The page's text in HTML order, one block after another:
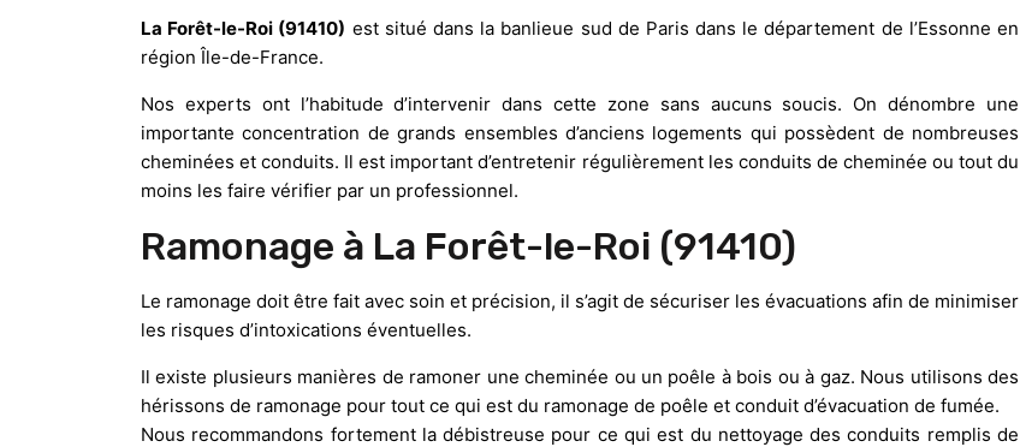
La Forêt-le-Roi (91410) est situé dans la banlieue sud de Paris dans le département de l’Essonne en
région Île-de-France.
Nos experts ont l’habitude d’intervenir dans cette zone sans aucuns soucis. On dénombre une
importante concentration de grands ensembles d’anciens logements qui possèdent de nombreuses
cheminées et conduits. Il est important d’entretenir régulièrement les conduits de cheminée ou tout du
moins les faire vérifier par un professionnel.
Ramonage à La Forêt-le-Roi (91410)
Le ramonage doit être fait avec soin et précision, il s’agit de sécuriser les évacuations afin de minimiser
les risques d’intoxications éventuelles.
Il existe plusieurs manières de ramoner une cheminée ou un poêle à bois ou à gaz. Nous utilisons des
hérissons de ramonage pour tout ce qui est du ramonage de poêle et conduit d’évacuation de fumée.
Nous recommandons fortement la débistreuse pour ce qui est du nettoyage des conduits remplis de